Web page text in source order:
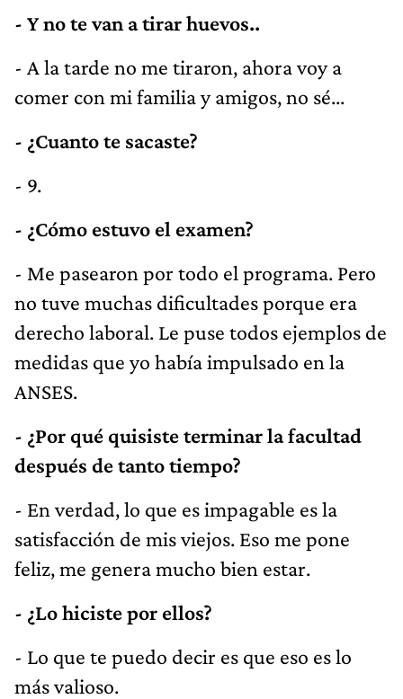
- Y no te van a tirar huevos..
- A la tarde no me tiraron, ahora voy a
comer con mi familia y amigos, no sé...
- ¿Cuanto te sacaste?
- 9.
- ¿Cómo estuvo el examen?
- Me pasearon por todo el programa. Pero
no tuve muchas dificultades porque era
derecho laboral. Le puse todos ejemplos de
medidas que yo había impulsado en la
ANSES.
- ¿Por qué quisiste terminar la facultad
después de tanto tiempo?
- En verdad, lo que es impagable es la
satisfacción de mis viejos. Eso me pone
feliz, me genera mucho bien estar.
- ¿Lo hiciste por ellos?
- Lo que te puedo decir es que eso es lo
más valioso.